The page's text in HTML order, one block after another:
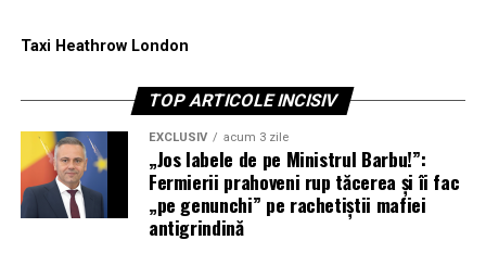
Taxi Heathrow London
TOP ARTICOLE INCISIV
EXCLUSIV acum 3 zile
„Jos labele de pe Ministrul Barbu!”:
Fermierii prahoveni rup tăcerea și îi fac
„pe genunchi” pe rachetiștii mafiei
antigrindină